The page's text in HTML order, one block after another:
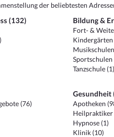
der beliebtesten
(132) Bildung &
Fort- &
Kindergärten
Sportschulen
Tanzschule (1)
(76)
Gesundheit
Apotheken
Heilpraktiker
Hypnose (1)
Klinik (10)